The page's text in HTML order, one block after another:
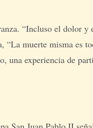
“Incluso el dolor
“La muerte misma es
una experiencia de